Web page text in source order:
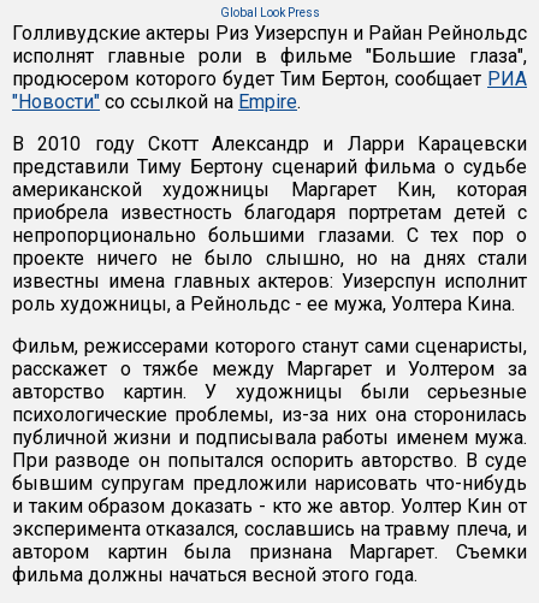
Global Look Press
Голливудские актеры Риз Уизерспун и Райан Рейнольдс
исполнят главные роли в фильме "Большие глаза",
продюсером которого будет Тим Бертон, сообщает РИА
"Новости" со ссылкой на Empire.
В 2010 году Скотт Александр и Ларри Карацевски
представили Тиму Бертону сценарий фильма о судьбе
американской художницы Маргарет Кин, которая
приобрела известность благодаря портретам детей с
непропорционально большими глазами. С тех пор о
проекте ничего не было слышно, но на днях стали
известны имена главных актеров: Уизерспун исполнит
роль художницы, а Рейнольдс - ее мужа, Уолтера Кина.
Фильм, режиссерами которого станут сами сценаристы,
расскажет о тяжбе между Маргарет и Уолтером за
авторство картин. У художницы были серьезные
психологические проблемы, из-за них она сторонилась
публичной жизни и подписывала работы именем мужа.
При разводе он попытался оспорить авторство. В суде
бывшим супругам предложили нарисовать что-нибудь
и таким образом доказать - кто же автор. Уолтер Кин от
эксперимента отказался, сославшись на травму плеча, и
автором картин была признана Маргарет. Съемки
фильма должны начаться весной этого года.